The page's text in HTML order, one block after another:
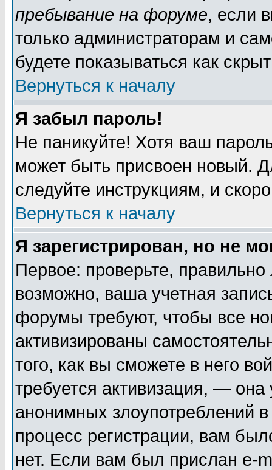
пребывание на форуме, если
только администраторам и
будете показываться как
Вернуться к началу
Я забыл пароль!
Не паникуйте! Хотя ваш
может быть присвоен новый.
следуйте инструкциям, и
Вернуться к началу
Я зарегистрирован, но не
Первое: проверьте,
возможно, ваша учетная
форумы требуют, чтобы все
активизированы
того, как вы сможете в него
требуется активизация, —
анонимных злоупотреблений
процесс регистрации, вам
нет. Если вам был прислан e-